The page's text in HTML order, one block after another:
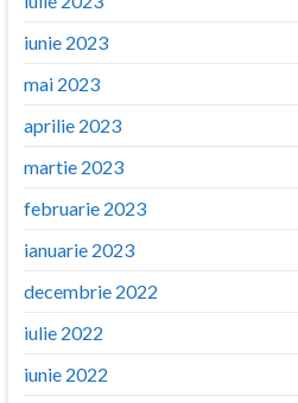
iunie 2023
mai 2023
aprilie 2023
martie 2023
februarie 2023
ianuarie 2023
decembrie 2022
iulie 2022
iunie 2022